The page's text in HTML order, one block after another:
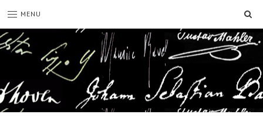
MENU